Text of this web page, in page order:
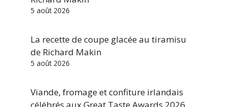
5 août 2026
La recette de coupe glacée au tiramisu
de Richard Makin
5 août 2026
Viande, fromage et confiture irlandais